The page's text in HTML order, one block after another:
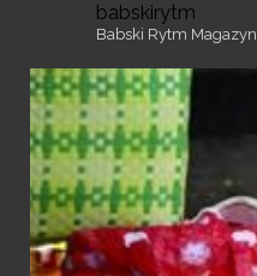
babskirytm
Babski Rytm Magazyn